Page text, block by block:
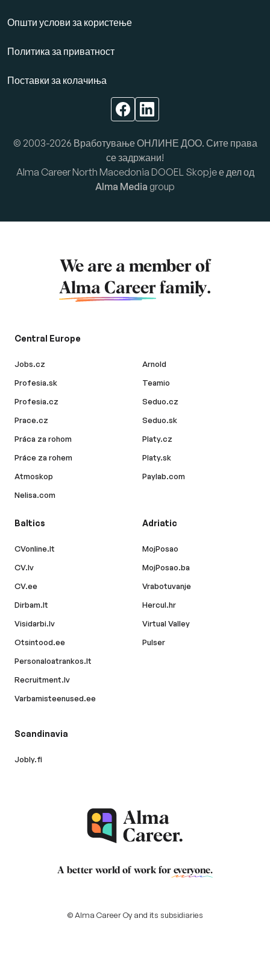
Општи услови за користење
Политика за приватност
Поставки за колачиња
© 2003-2026 Вработување ОНЛИНЕ ДОО. Сите права
се задржани!
Alma Career North Macedonia DOOEL Skopje е дел од
Alma Media group
We are a member of
Alma Career family.
Central Europe
Jobs.cz
Profesia.sk
Profesia.cz
Prace.cz
Práca za rohom
Práce za rohem
Atmoskop
Nelisa.com
Arnold
Teamio
Seduo.cz
Seduo.sk
Platy.cz
Platy.sk
Paylab.com
Baltics
CVonline.lt
CV.lv
CV.ee
Dirbam.lt
Visidarbi.lv
Otsintood.ee
Personaloatrankos.lt
Recruitment.lv
Varbamisteenused.ee
Adriatic
MojPosao
MojPosao.ba
Vrabotuvanje
Hercul.hr
Virtual Valley
Pulser
Scandinavia
Jobly.fi
A better world of work for everyone.
© Alma Career Oy and its subsidiaries